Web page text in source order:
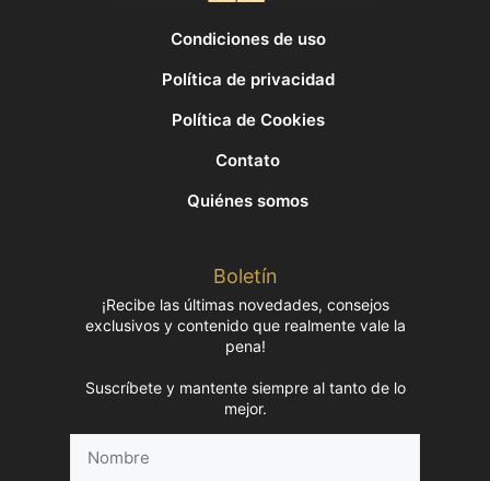
Condiciones de uso
Política de privacidad
Política de Cookies
Contato
Quiénes somos
Boletín
¡Recibe las últimas novedades, consejos
exclusivos y contenido que realmente vale la
pena!
Suscríbete y mantente siempre al tanto de lo
mejor.